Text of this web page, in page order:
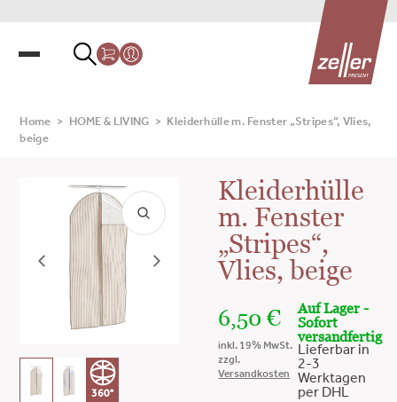
Home > HOME & LIVING >
Kleiderhülle m. Fenster „Stripes“, Vlies,
beige
360°
Kleiderhülle
m. Fenster
„Stripes“,
Vlies, beige
6,50€
inkl. 19% MwSt.
zzgl.
Versandkosten
Auf Lager -
Sofort
versandfertig
Lieferbar in
2-3
Werktagen
per DHL